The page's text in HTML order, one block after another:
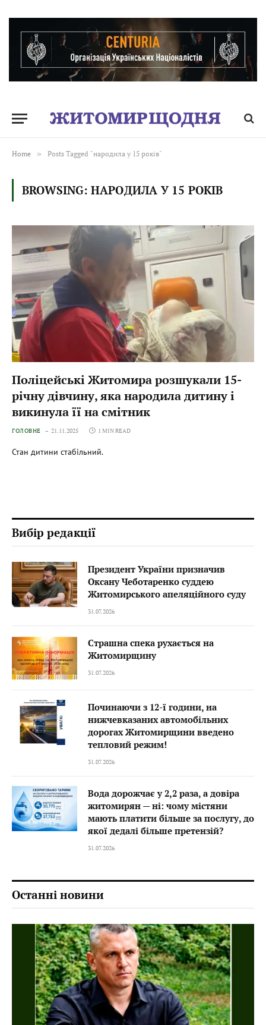
Home » Posts Tagged "народила у 15 років"
BROWSING: НАРОДИЛА У 15 РОКІВ
Поліцейські Житомира розшукали 15-
річну дівчину, яка народила дитину і
викинула її на смітник
ГОЛОВНЕ 21.11.2025 1 MIN READ
Стан дитини стабільний.
Вибір редакції
Президент України призначив
Оксану Чеботаренко суддею
Житомирського апеляційного суду
31.07.2026
Страшна спека рухається на
Житомирщину
31.07.2026
Починаючи з 12-ї години, на
нижчевказаних автомобільних
дорогах Житомирщини введено
тепловий режим!
31.07.2026
Вода дорожчає у 2,2 раза, а довіра
житомирян — ні: чому містяни
мають платити більше за послугу, до
якої дедалі більше претензій?
31.07.2026
Останні новини